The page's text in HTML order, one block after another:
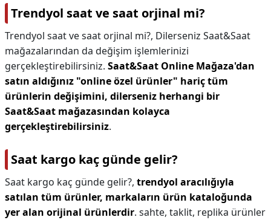
Trendyol saat ve saat orjinal mi?
Trendyol saat ve saat orjinal mi?, Dilerseniz Saat&Saat
mağazalarından da değişim işlemlerinizi
gerçekleştirebilirsiniz. Saat&Saat Online Mağaza'dan
satın aldığınız "online özel ürünler" hariç tüm
ürünlerin değişimini, dilerseniz herhangi bir
Saat&Saat mağazasından kolayca
gerçekleştirebilirsiniz.
Saat kargo kaç günde gelir?
Saat kargo kaç günde gelir?, trendyol aracılığıyla
satılan tüm ürünler, markaların ürün kataloğunda
yer alan orijinal ürünlerdir. sahte, taklit, replika ürünler